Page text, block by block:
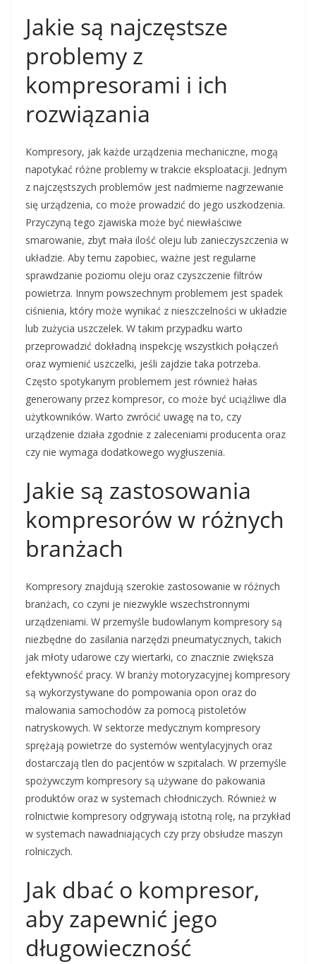
Jakie są najczęstsze
problemy z
kompresorami i ich
rozwiązania
Kompresory, jak każde urządzenia mechaniczne, mogą
napotykać różne problemy w trakcie eksploatacji. Jednym
z najczęstszych problemów jest nadmierne nagrzewanie
się urządzenia, co może prowadzić do jego uszkodzenia.
Przyczyną tego zjawiska może być niewłaściwe
smarowanie, zbyt mała ilość oleju lub zanieczyszczenia w
układzie. Aby temu zapobiec, ważne jest regularne
sprawdzanie poziomu oleju oraz czyszczenie filtrów
powietrza. Innym powszechnym problemem jest spadek
ciśnienia, który może wynikać z nieszczelności w układzie
lub zużycia uszczelek. W takim przypadku warto
przeprowadzić dokładną inspekcję wszystkich połączeń
oraz wymienić uszczelki, jeśli zajdzie taka potrzeba.
Często spotykanym problemem jest również hałas
generowany przez kompresor, co może być uciążliwe dla
użytkowników. Warto zwrócić uwagę na to, czy
urządzenie działa zgodnie z zaleceniami producenta oraz
czy nie wymaga dodatkowego wygłuszenia.
Jakie są zastosowania
kompresorów w różnych
branżach
Kompresory znajdują szerokie zastosowanie w różnych
branżach, co czyni je niezwykle wszechstronnymi
urządzeniami. W przemyśle budowlanym kompresory są
niezbędne do zasilania narzędzi pneumatycznych, takich
jak młoty udarowe czy wiertarki, co znacznie zwiększa
efektywność pracy. W branży motoryzacyjnej kompresory
są wykorzystywane do pompowania opon oraz do
malowania samochodów za pomocą pistoletów
natryskowych. W sektorze medycznym kompresory
sprężają powietrze do systemów wentylacyjnych oraz
dostarczają tlen do pacjentów w szpitalach. W przemyśle
spożywczym kompresory są używane do pakowania
produktów oraz w systemach chłodniczych. Również w
rolnictwie kompresory odgrywają istotną rolę, na przykład
w systemach nawadniających czy przy obsłudze maszyn
rolniczych.
Jak dbać o kompresor,
aby zapewnić jego
długowieczność